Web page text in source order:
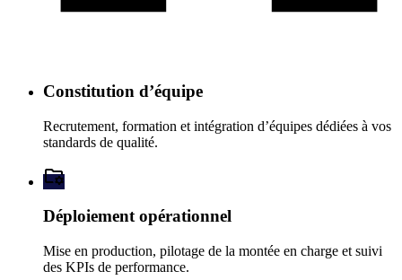
Constitution d’équipe
Recrutement, formation et intégration d’équipes dédiées à vos
standards de qualité.
Déploiement opérationnel
Mise en production, pilotage de la montée en charge et suivi
des KPIs de performance.